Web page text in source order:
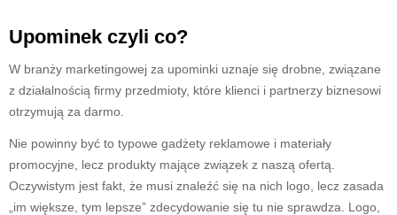
Upominek czyli co?
W branży marketingowej za upominki uznaje się drobne, związane
z działalnością firmy przedmioty, które klienci i partnerzy biznesowi
otrzymują za darmo.
Nie powinny być to typowe gadżety reklamowe i materiały
promocyjne, lecz produkty mające związek z naszą ofertą.
Oczywistym jest fakt, że musi znaleźć się na nich logo, lecz zasada
„im większe, tym lepsze” zdecydowanie się tu nie sprawdza. Logo,